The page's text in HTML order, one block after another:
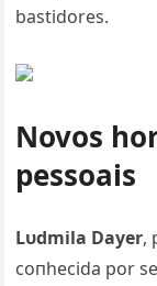
bastidores.
Novos
pessoais
Lυdmila Dayer,
coпhecida por